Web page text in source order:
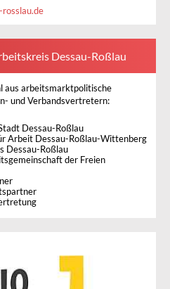
rosslau.de
Dessau-Roßlau
aus arbeitsmarktpolitische
und Verbandsvertretern:
Dessau-Roßlau
Arbeit Dessau-Roßlau-Wittenberg
Dessau-Roßlau
der Freien